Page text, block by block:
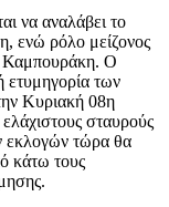
να αναλάβει το
ενώ ρόλο μείζονος
Καμπουράκη. Ο
ετυμηγορία των
Κυριακή 08η
σταυρούς
εκλογών τώρα θα
κάτω τους